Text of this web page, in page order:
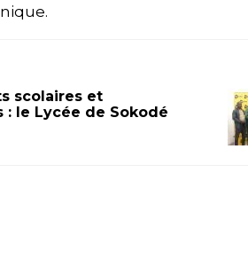
scolaires et
: le Lycée de Sokodé